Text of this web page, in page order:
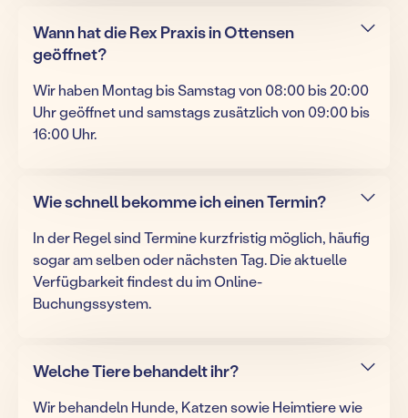
Wann hat die Rex Praxis in Ottensen
geöffnet?
Wir haben Montag bis Samstag von 08:00 bis 20:00
Uhr geöffnet und samstags zusätzlich von 09:00 bis
16:00 Uhr.
Wie schnell bekomme ich einen Termin?
In der Regel sind Termine kurzfristig möglich, häufig
sogar am selben oder nächsten Tag. Die aktuelle
Verfügbarkeit findest du im Online-
Buchungssystem.
Welche Tiere behandelt ihr?
Wir behandeln Hunde, Katzen sowie Heimtiere wie